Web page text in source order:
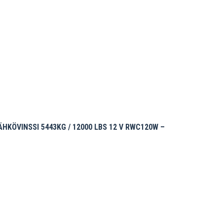
5443KG / 12000 LBS 12 V RWC120W –